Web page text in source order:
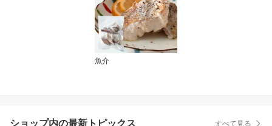
魚介
ショップ内の最新トピックス すべて見る